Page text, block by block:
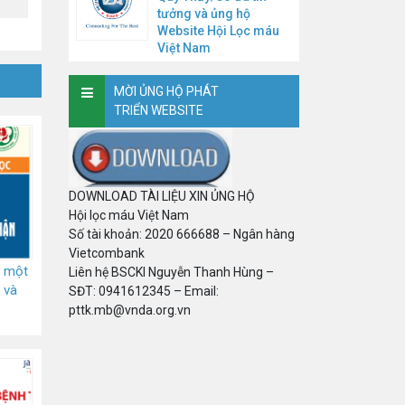
một
và
tưởng và ủng hộ
Website Hội Lọc máu
Việt Nam
MỜI ỦNG HỘ PHÁT
TRIỂN WEBSITE
DOWNLOAD TÀI LIỆU XIN ỦNG HỘ
Hội lọc máu Việt Nam
Số tài khoản: 2020 666688 – Ngân hàng
Vietcombank
Liên hệ BSCKI Nguyễn Thanh Hùng –
SĐT: 0941612345 – Email:
pttk.mb@vnda.org.vn